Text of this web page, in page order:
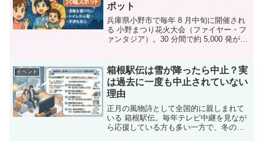
ポット
兵庫県小野市で毎年 8 月中旬に開催され
る 小野まつり花火大会（ファイヤー・フ
ァンタジア）。30 分間で約 5,000 発が一
超。小さなお子さん連れだと、「トイ
レ...
イベント
箱根駅伝は雪が降ったら中止？実
は過去に一度も中止されていない
理由
正月の風物詩として全国的に親しまれて
いる 箱根駅伝。毎年テレビ中継を見なが
ら応援している方も多い一方で、冬の屋